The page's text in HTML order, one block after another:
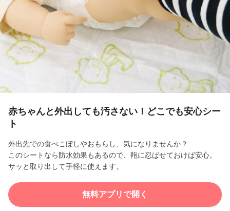
a
y
i
e
o
赤ちゃんと外出しても汚さない！どこでも安心シー
ト
外出先での食べこぼしやおもらし、気になりませんか？
このシートなら防水効果もあるので、鞄に忍ばせておけば安心。
サッと取り出して手軽に使えます。
無料アプリで開く